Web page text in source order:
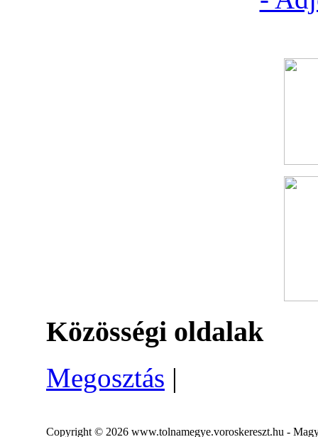
Közösségi oldalak
Megosztás |
Copyright © 2026 www.tolnamegye.voroskereszt.hu -